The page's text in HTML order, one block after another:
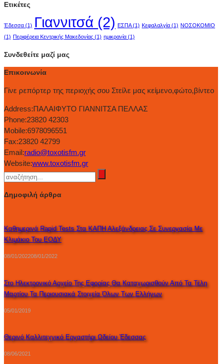
Ετικέτες
Έδεσσα (1) Γιαννιτσά (2) ΕΣΠΑ(1) Κεφαλαλγία (1) ΝΟΣΟΚΟΜΙΟ
(1) Περιφέρεια Κεντρικής Μακεδονίας (1) ημικρανία (1)
Συνδεθείτε μαζί μας
Επικοινωνία
Γίνε ρεπόρτερ της περιοχής σου Στείλε μας κείμενο,φώτο,βίντεο
Address:ΠΑΛΑΙΦΥΤΟ ΓΙΑΝΝΙΤΣΑ ΠΕΛΛΑΣ
Phone:23820 42303
Mobile:6978096551
Fax:23820 42799
Email:radio@toxotisfm.gr
Website:www.toxotisfm.gr
Δημοφιλή άρθρα
Καθημερινά Rapid Tests Στα ΚΑΠΗ Αλεξάνδρειας Σε Συνεργασία Με
Κλιμάκιο Του ΕΟΔΥ
08/01/202208/01/2022
Στο Ηλεκτρονικό Αρχείο Της Εφορίας Θα Καταχωρισθούν Από Τα Τέλη
Μαρτίου Τα Περιουσιακά Στοιχεία Όλων Των Ελλήνων
05/01/2019
Θερινό Καλλιτεχνικό Εργαστήρι Ωδείου Έδεσσας
08/06/2021